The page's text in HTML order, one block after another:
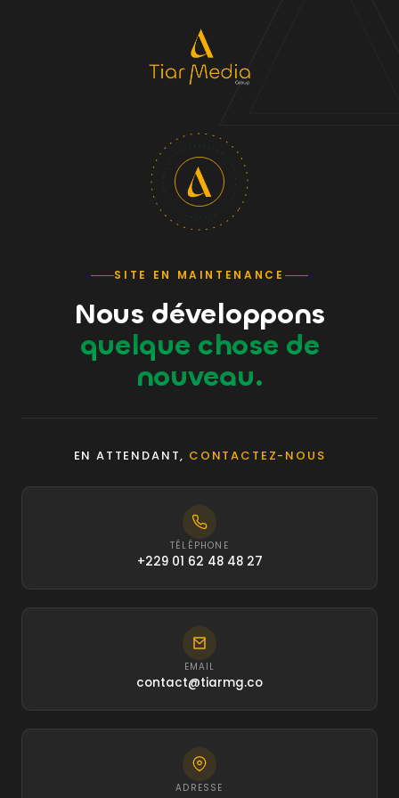
SITE EN MAINTENANCE
Nous développons
quelque chose de
nouveau.
EN ATTENDANT, CONTACTEZ-NOUS
TÉLÉPHONE
+229 01 62 48 48 27
EMAIL
contact@tiarmg.co
ADRESSE